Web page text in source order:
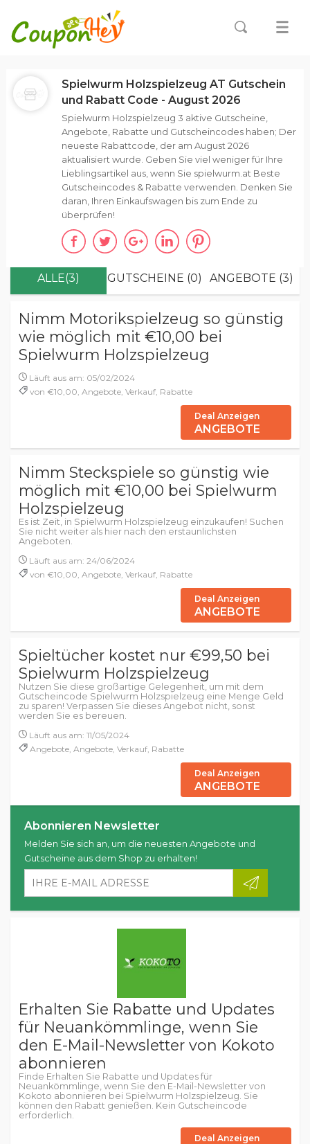
ALLE(3) GUTSCHEINE (0) ANGEBOTE (3)
Nimm Motorikspielzeug so günstig
wie möglich mit €10,00 bei
Spielwurm Holzspielzeug
Läuft aus am: 05/02/2024
von €10,00, Angebote, Verkauf, Rabatte
Deal Anzeigen
ANGEBOTE
Nimm Steckspiele so günstig wie
möglich mit €10,00 bei Spielwurm
Holzspielzeug
Es ist Zeit, in Spielwurm Holzspielzeug einzukaufen! Suchen
Sie nicht weiter als hier nach den erstaunlichsten
Angeboten.
Läuft aus am: 24/06/2024
von €10,00, Angebote, Verkauf, Rabatte
Deal Anzeigen
ANGEBOTE
Spieltücher kostet nur €99,50 bei
Spielwurm Holzspielzeug
Nutzen Sie diese großartige Gelegenheit, um mit dem
Gutscheincode Spielwurm Holzspielzeug eine Menge Geld
zu sparen! Verpassen Sie dieses Angebot nicht, sonst
werden Sie es bereuen.
Läuft aus am: 11/05/2024
Angebote, Angebote, Verkauf, Rabatte
Deal Anzeigen
ANGEBOTE
Abonnieren Newsletter
Melden Sie sich an, um die neuesten Angebote und
Gutscheine aus dem Shop zu erhalten!
Erhalten Sie Rabatte und Updates
für Neuankömmlinge, wenn Sie
den E-Mail-Newsletter von Kokoto
abonnieren
Finde Erhalten Sie Rabatte und Updates für
Neuankömmlinge, wenn Sie den E-Mail-Newsletter von
Kokoto abonnieren bei Spielwurm Holzspielzeug. Sie
können den Rabatt genießen. Kein Gutscheincode
erforderlich.
Deal Anzeigen
Spielwurm Holzspielzeug AT Gutschein
und Rabatt Code - August 2026
Spielwurm Holzspielzeug 3 aktive Gutscheine,
Angebote, Rabatte und Gutscheincodes haben; Der
neueste Rabattcode, der am August 2026
aktualisiert wurde. Geben Sie viel weniger für Ihre
Lieblingsartikel aus, wenn Sie spielwurm.at Beste
Gutscheincodes & Rabatte verwenden. Denken Sie
daran, Ihren Einkaufswagen bis zum Ende zu
überprüfen!